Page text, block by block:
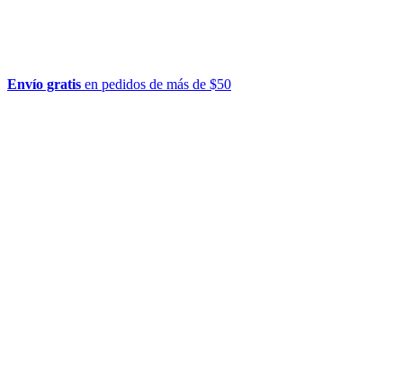
Envío gratis en pedidos de más de $50